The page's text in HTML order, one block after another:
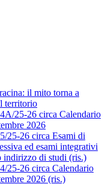
il mito torna a
territorio
25-26 circa Calendario
2026
25-26 circa Esami di
ed esami integrativi
indirizzo di studi (ris.)
25-26 circa Calendario
2026 (ris.)